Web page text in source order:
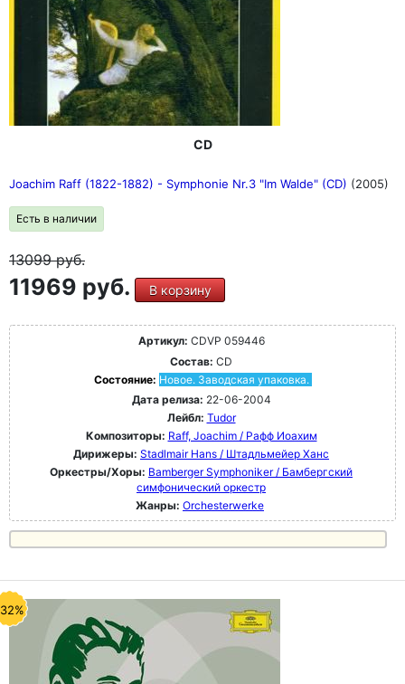
CD
Joachim Raff (1822-1882) - Symphonie Nr.3 "Im Walde" (CD) (2005)
Есть в наличии
13099руб.
11969 руб. В корзину
Артикул: CDVP 059446
Состав: CD
Состояние: Новое. Заводская упаковка.
Дата релиза: 22-06-2004
Лейбл: Tudor
Композиторы: Raff, Joachim / Рафф Иоахим
Дирижеры: Stadlmair Hans / Штадльмейер Ханс
Оркестры/Хоры: Bamberger Symphoniker / Бамбергский
симфонический оркестр
Жанры: Orchesterwerke